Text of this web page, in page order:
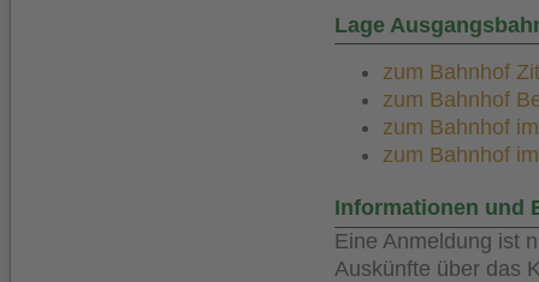
Lage
zum Bahnhof
zum Bahnhof
zum Bahnhof
zum Bahnhof
Informationen und
Eine Anmeldung ist
Auskünfte über das